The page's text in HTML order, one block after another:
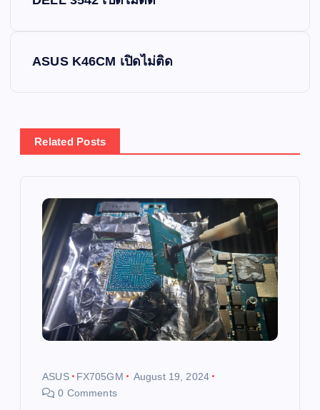
n
a
ASUS K46CM เปิดไม่ติด
Related Posts
ASUS FX705GM
August 19, 2024
0 Comments